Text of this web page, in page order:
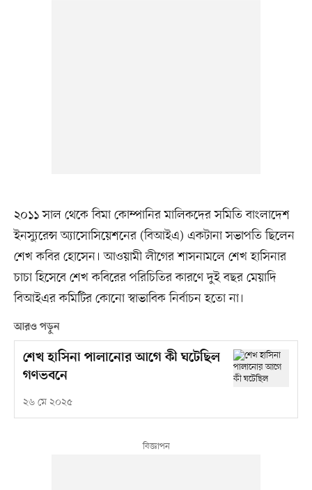
২০১১ সাল থেকে বিমা কোম্পানির মালিকদের সমিতি বাংলাদেশ
ইনস্যুরেন্স অ্যাসোসিয়েশনের (বিআইএ) একটানা সভাপতি ছিলেন
শেখ কবির হোসেন। আওয়ামী লীগের শাসনামলে শেখ হাসিনার
চাচা হিসেবে শেখ কবিরের পরিচিতির কারণে দুই বছর মেয়াদি
বিআইএর কমিটির কোনো স্বাভাবিক নির্বাচন হতো না।
আরও পড়ুন
শেখ হাসিনা পালানোর আগে কী ঘটেছিল
গণভবনে
২৬ মে ২০২৫